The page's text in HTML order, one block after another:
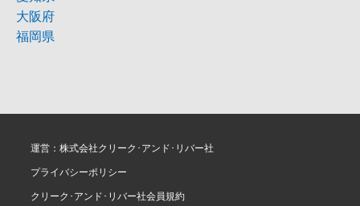
大阪府
福岡県
運営：株式会社クリーク･アンド･リバー社
プライバシーポリシー
クリーク･アンド･リバー社会員規約